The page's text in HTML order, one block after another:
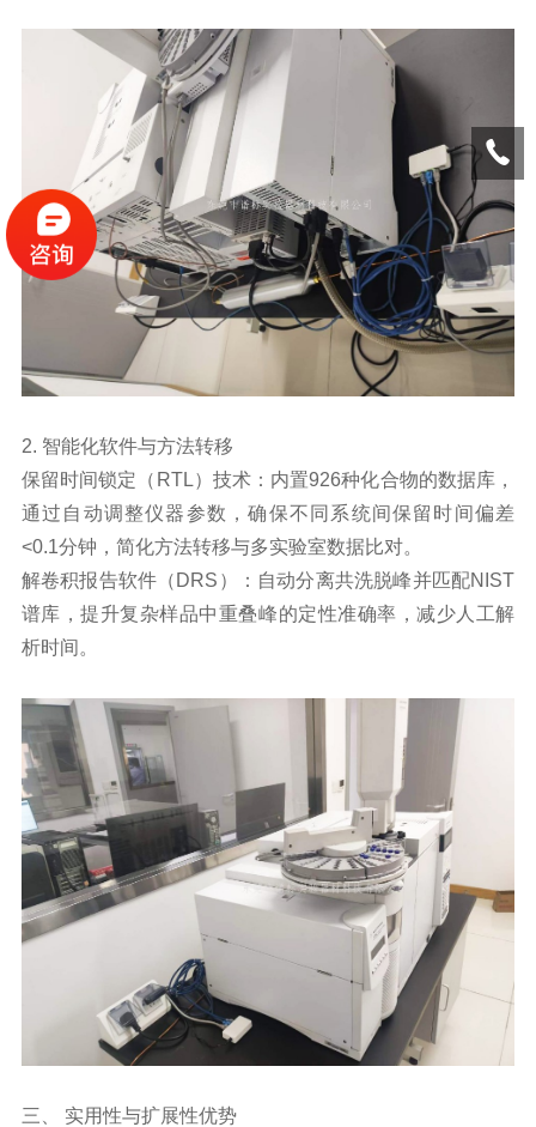
2. 智能化软件与方法转移
保留时间锁定（RTL）技术：内置926种化合物的数据库，
通过自动调整仪器参数，确保不同系统间保留时间偏差
<0.1分钟，简化方法转移与多实验室数据比对。
解卷积报告软件（DRS）：自动分离共洗脱峰并匹配NIST
谱库，提升复杂样品中重叠峰的定性准确率，减少人工解
析时间。
三、 实用性与扩展性优势